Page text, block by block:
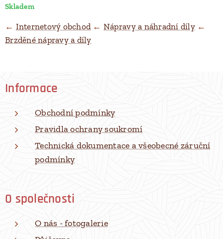
Skladem
← Internetový obchod← Nápravy a náhradní díly←
Brzděné nápravy a díly
Informace
Obchodní podmínky
Pravidla ochrany soukromí
Technická dokumentace a všeobecné záruční
podmínky
O společnosti
O nás - fotogalerie